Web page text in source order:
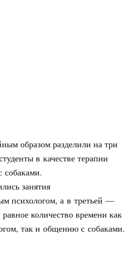
образом разделили на три
в качестве терапии
собаками.
занятия
психологом, а в третьей —
количество времени как
так и общению с собаками.